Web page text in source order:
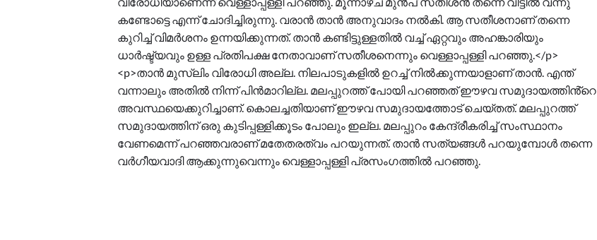
കണ്ടോട്ടെ എന്ന് ചോദിച്ചിരുന്നു. വരാൻ താൻ അനുവാദം നൽകി. ആ സതീശനാണ് തന്നെ
കുറിച്ച് വിമർശനം ഉന്നയിക്കുന്നത്. താൻ കണ്ടിട്ടുള്ളതിൽ വച്ച് ഏറ്റവും അഹങ്കാരിയും
ധാർഷ്ട്യവും ഉള്ള പ്രതിപക്ഷ നേതാവാണ് സതീശനെന്നും വെള്ളാപ്പള്ളി പറഞ്ഞു.</p>
<p>താൻ മുസ്ലിം വിരോധി അല്ല. നിലപാടുകളിൽ ഉറച്ച് നിൽക്കുന്നയാളാണ് താൻ. എന്ത്
വന്നാലും അതിൽ നിന്ന് പിൻമാറില്ല. മലപ്പുറത്ത് പോയി പറഞ്ഞത് ഈഴവ സമുദായത്തിൻ്റെ
അവസ്ഥയെക്കുറിച്ചാണ്. കൊലച്ചതിയാണ് ഈഴവ സമുദായത്തോട് ചെയ്തത്. മലപ്പുറത്ത്
സമുദായത്തിന് ഒരു കുടിപ്പള്ളിക്കൂടം പോലും ഇല്ല. മലപ്പുറം കേന്ദ്രീകരിച്ച് സംസ്ഥാനം
വേണമെന്ന് പറഞ്ഞവരാണ് മതേതരത്വം പറയുന്നത്. താൻ സത്യങ്ങൾ പറയുമ്പോൾ തന്നെ
വർഗീയവാദി ആക്കുന്നുവെന്നും വെള്ളാപ്പള്ളി പ്രസംഗത്തിൽ പറഞ്ഞു.